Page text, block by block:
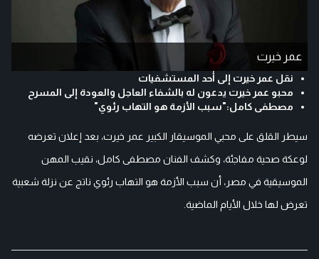
عمر خيرت
نقل عمر خيرت إلى أحد المستشفيات
محبو عمر خيرت يدعون له بالشفاء العاجل والعودة إلى المسرح
مصطفى كامل:"سبب الأزمة هو التهاب رئوي"
سيطر القلق على محبي الموسيقار الكبير عمر خيرت، بعد إعلان تعرضه
لوعكة صحية مفاجئة، وكشف الفنان مصطفى كامل، نقيب المهن
الموسيقية في مصر، أن سبب الأزمة هو التهاب رئوي ناتج عن نزلة شعبية
تعرض لها خلال الأيام الماضية.